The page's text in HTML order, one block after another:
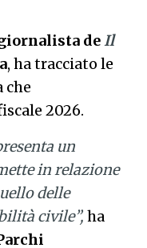
deIl
, ha tracciato le
che
2026.
un
in relazione
delle
civile”, ha